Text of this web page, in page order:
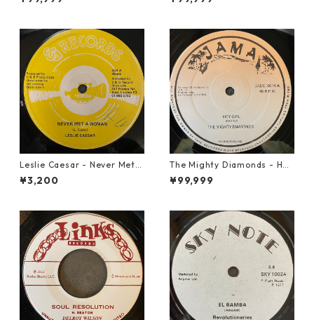
Leslie Caesar - Never Met A
Woman【12-50067】
¥3,200
The Mighty Diamonds - Hey
Girl【12-50053】
¥99,999